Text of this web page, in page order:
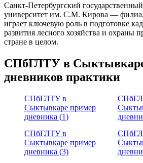
Санкт-Петербургский
университет им. С.М. Кирова —
играет ключевую роль в подготовке
развития лесного хозяйства и охраны
стране в целом.
СПбГЛТУ в
дневников практики
СПбГЛТУ в
Сыктывкаре пример
дневника (1)
СПбГЛТУ в
Сыктывкаре пример
дневника (3)